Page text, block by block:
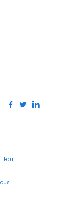
Eau